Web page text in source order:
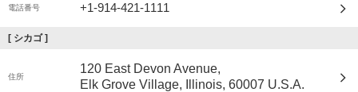
電話番号 +1-914-421-1111
[ シカゴ]
住所
120 East Devon Avenue,
Elk Grove Village, Illinois, 60007 U.S.A.